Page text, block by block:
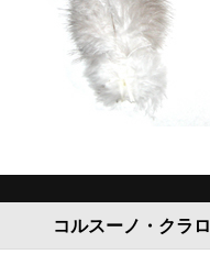
コルスーノ・クラロ